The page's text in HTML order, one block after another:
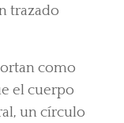
trazado
como
el cuerpo
un círculo